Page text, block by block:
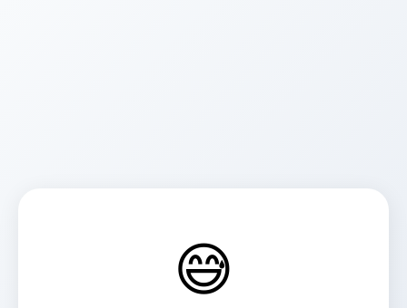
😅